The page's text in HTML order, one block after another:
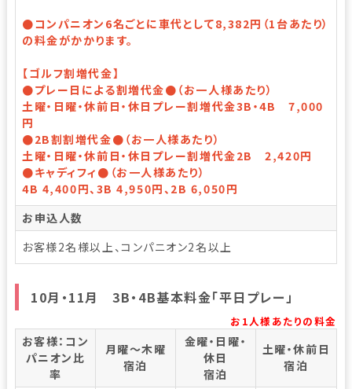
●コンパニオン6名ごとに車代として8,382円（1台あたり）
の料金がかかります。
【ゴルフ割増代金】
●プレー日による割増代金●（お一人様あたり）
土曜・日曜・休前日・休日プレー割増代金3B・4B 7,000
円
●2B割割増代金●（お一人様あたり）
土曜・日曜・休前日・休日プレー割増代金2B 2,420円
●キャディフィ●（お一人様あたり）
4B 4,400円、3B 4,950円、2B 6,050円
お申込人数
お客様2名様以上、コンパニオン2名以上
10月・11月 3B・4B基本料金「平日プレー」
お1人様あたりの料金
お客様：コン
パニオン比
率
月曜～木曜
宿泊
金曜・日曜・
休日
宿泊
土曜・休前日
宿泊